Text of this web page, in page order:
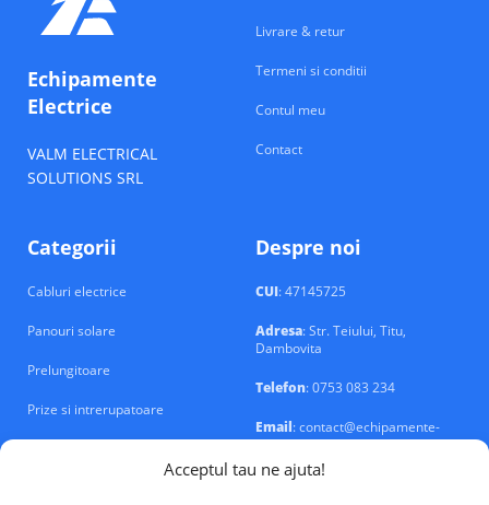
Acceptul tau ne ajuta!
Echipamente
Electrice
VALM ELECTRICAL
SOLUTIONS SRL
Livrare & retur
Termeni si conditii
Contul meu
Contact
Categorii
Cabluri electrice
Panouri solare
Prelungitoare
Prize si intrerupatoare
Despre noi
CUI: 47145725
Adresa: Str. Teiului, Titu,
Dambovita
Telefon: 0753 083 234
Email: contact@echipamente-
electrice.ro